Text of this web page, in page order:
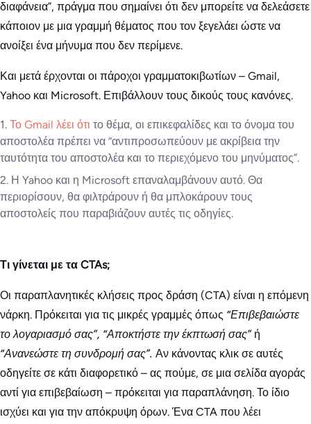
διαφάνεια”, πράγμα που σημαίνει ότι δεν μπορείτε να δελεάσετε
κάποιον με μια γραμμή θέματος που τον ξεγελάει ώστε να
ανοίξει ένα μήνυμα που δεν περίμενε.
Και μετά έρχονται οι πάροχοι γραμματοκιβωτίων – Gmail,
Yahoo και Microsoft. Επιβάλλουν τους δικούς τους κανόνες.
1. Το Gmail λέει ότι το θέμα, οι επικεφαλίδες και το όνομα του
αποστολέα πρέπει να “αντιπροσωπεύουν με ακρίβεια την
ταυτότητα του αποστολέα και το περιεχόμενο του μηνύματος”.
2. Η Yahoo και η Microsoft επαναλαμβάνουν αυτό. Θα
περιορίσουν, θα φιλτράρουν ή θα μπλοκάρουν τους
αποστολείς που παραβιάζουν αυτές τις οδηγίες.
Τι γίνεται με τα CTAs;
Οι παραπλανητικές κλήσεις προς δράση (CTA) είναι η επόμενη
νάρκη. Πρόκειται για τις μικρές γραμμές όπως “Επιβεβαιώστε
το λογαριασμό σας”, “Αποκτήστε την έκπτωσή σας”ή
“Ανανεώστε τη συνδρομή σας”. Αν κάνοντας κλικ σε αυτές
οδηγείτε σε κάτι διαφορετικό – ας πούμε, σε μια σελίδα αγοράς
αντί για επιβεβαίωση – πρόκειται για παραπλάνηση. Το ίδιο
ισχύει και για την απόκρυψη όρων. Ένα CTA που λέει